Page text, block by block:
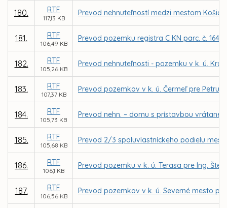
180. RTF
117,13 KB
Prevod nehnuteľností medzi mestom
181. RTF
106,49 KB
Prevod pozemku registra C KN parc. č.
182. RTF
105,26 KB
Prevod nehnuteľnosti - pozemku v k. ú.
183. RTF
107,37 KB
Prevod pozemkov v k. ú. Čermeľ pre Petru
184. RTF
105,73 KB
Prevod nehn. – domu s prístavbou vrátane
185. RTF
105,68 KB
Prevod 2/3 spoluvlastníckeho podielu
186. RTF
106,1 KB
Prevod pozemku v k. ú. Terasa pre Ing.
187. RTF
106,56 KB
Prevod pozemkov v k. ú. Severné mesto